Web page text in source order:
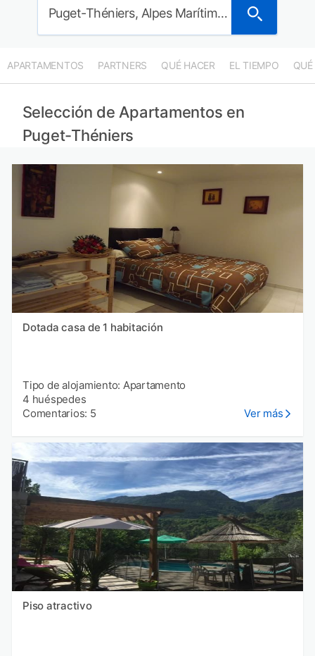
Puget-Théniers, Alpes Marítimos, Francia
APARTAMENTOS PARTNERS QUÉ HACER EL TIEMPO QUÉ
Selección de Apartamentos en
Puget-Théniers
Dotada casa de 1 habitación
Tipo de alojamiento: Apartamento
4 huéspedes
Comentarios: 5
Ver más
Piso atractivo